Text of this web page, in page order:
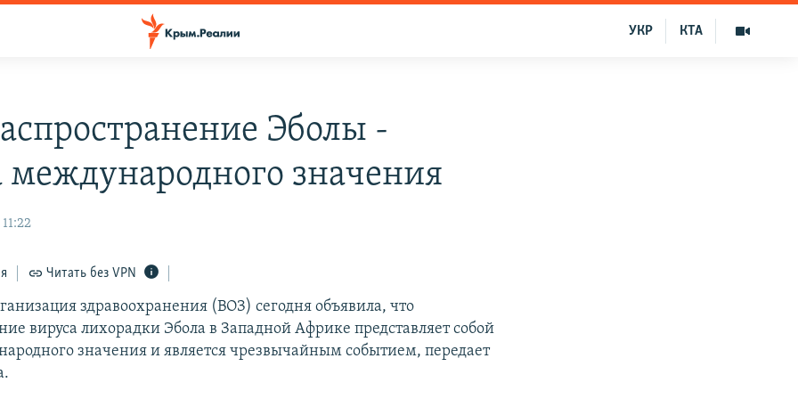
КТА
УКР
Эболы -
международного значения
Читать без VPN
здравоохранения (ВОЗ) сегодня объявила, что
вируса лихорадки Эбола в Западной Африке представляет собой
значения и является чрезвычайным событием, передает